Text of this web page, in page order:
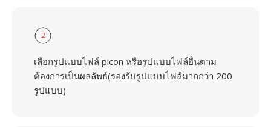
2
เลือกรูปแบบไฟล์ picon หรือรูปแบบไฟล์อื่นตาม
ต้องการเป็นผลลัพธ์(รองรับรูปแบบไฟล์มากกว่า 200
รูปแบบ)